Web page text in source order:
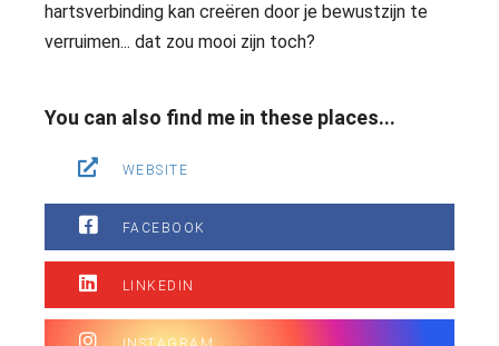
hartsverbinding kan creëren door je bewustzijn te
verruimen... dat zou mooi zijn toch?
You can also find me in these places...
WEBSITE
FACEBOOK
LINKEDIN